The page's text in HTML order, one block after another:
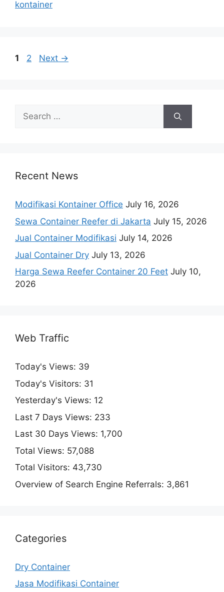
kontainer
Page
1 Page
2 Next →
Search
for:
Recent News
Modifikasi Kontainer Office July 16, 2026
Sewa Container Reefer di Jakarta July 15, 2026
Jual Container Modifikasi July 14, 2026
Jual Container Dry July 13, 2026
Harga Sewa Reefer Container 20 Feet July 10,
2026
Web Traffic
Today's Views: 39
Today's Visitors: 31
Yesterday's Views: 12
Last 7 Days Views: 233
Last 30 Days Views: 1,700
Total Views: 57,088
Total Visitors: 43,730
Overview of Search Engine Referrals: 3,861
Categories
Dry Container
Jasa Modifikasi Container